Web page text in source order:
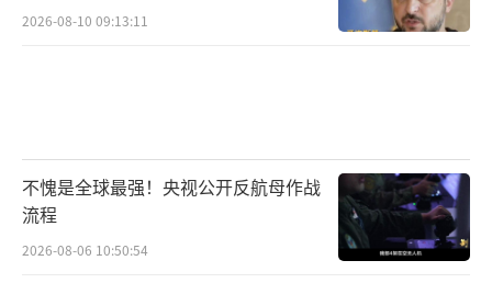
2026-08-10 09:13:11
不愧是全球最强！央视公开反航母作战
流程
2026-08-06 10:50:54